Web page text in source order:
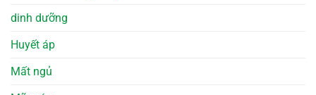
dinh dưỡng
Huyết áp
Mất ngủ